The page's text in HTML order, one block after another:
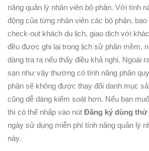
năng quản lý nhân viên bộ phận. Với tính
động của từng nhân viên các bộ phận,
check-out khách du lịch, giao dịch với
đều được ghi lại trong lịch sử phần mềm,
dàng tra ra nếu thấy điều khả nghi. Ngoài
sạn như vậy thường có tính năng phân
phận sẽ không được thay đổi danh mục
cũng dễ dàng kiểm soát hơn. Nếu bạn
thì có thể nhấp vào nút Đăng ký dùng thử
ngày sử dụng miễn phí tính năng quản lý
này.